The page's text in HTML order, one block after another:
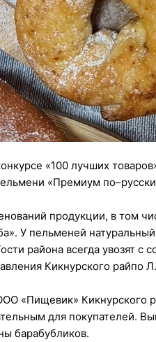
«100 лучших
«Премиум
продукции, в том
У пельменей
района всегда увозят
Кикнурского райпо
«Пищевик»
для покупателей.
барабубликов.